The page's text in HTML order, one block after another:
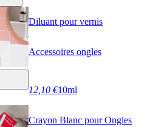
Diluant pour vernis
Accessoires ongles
12,10 €10ml
Crayon Blanc pour Ongles